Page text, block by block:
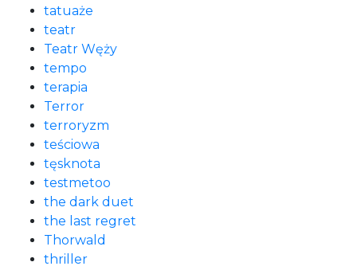
tatuaże
teatr
Teatr Węży
tempo
terapia
Terror
terroryzm
teściowa
tęsknota
testmetoo
the dark duet
the last regret
Thorwald
thriller